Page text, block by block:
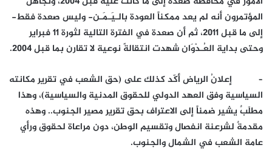
المؤتمرون أنه لم يعد ممكناً العودة بالـيَـمَـن- وليس صعدة فقط-
إلى ما قبل 2011، ثم أن صعدة في الفترة التالية لثورة 11 فبراير
وحتى بداية العُـدْوَان شهدت انتقالةً نوعية لا تقارن بما قبل 2004.
– إعلانُ الرياض أكّد كذلك على (حق الشعب في تقرير مكانته
السياسية وفق العهد الدولي للحقوق المدنية والسياسية)، وهذا
مطلَبٌ يشير ضمناً إلى الاعتراف بحق تقرير مصير الجنوب.. وهذه
مقدمةٌ لشرعنة انفصال وتقسيم الوطن، دون مراعاة لحقوق ورأي
عامة الشعب في الشمال والجنوب.